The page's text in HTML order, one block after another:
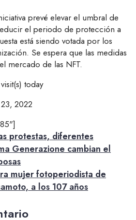
prevé elevar el umbral de
el periodo de protección a
está siendo votada por los
Se espera que las medidas
mercado de las NFT.
today
2022
protestas, diferentes
Generazione cambian el
mujer fotoperiodista de
a los 107 años